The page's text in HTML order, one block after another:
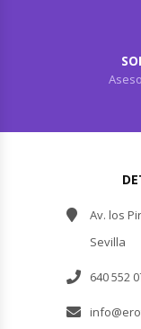
Av. los
Sevilla
640 552